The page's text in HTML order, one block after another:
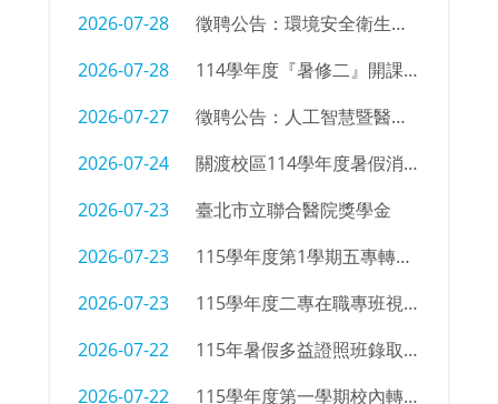
2026-07-28
徵聘公告：環境安全衛生組 辦事員/技佐
2026-07-28
114學年度『暑修二』開課㇐覽表
2026-07-27
徵聘公告：人工智慧暨醫療應用科 編制外專任教師
2026-07-24
關渡校區114學年度暑假消防設備測試時間
2026-07-23
臺北市立聯合醫院獎學金
2026-07-23
115學年度第1學期五專轉學招生考試錄取公告
2026-07-23
115學年度二專在職專班視光學科新生學號查詢
2026-07-22
115年暑假多益證照班錄取名單
2026-07-22
115學年度第一學期校內轉科錄取名單及注意事項